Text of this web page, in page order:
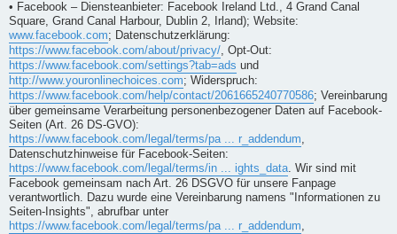
• Facebook – Diensteanbieter: Facebook Ireland Ltd., 4 Grand Canal
Square, Grand Canal Harbour, Dublin 2, Irland); Website:
www.facebook.com; Datenschutzerklärung:
https://www.facebook.com/about/privacy/, Opt-Out:
https://www.facebook.com/settings?tab=ads und
http://www.youronlinechoices.com; Widerspruch:
https://www.facebook.com/help/contact/2061665240770586; Vereinbarung
über gemeinsame Verarbeitung personenbezogener Daten auf Facebook-
Seiten (Art. 26 DS-GVO):
https://www.facebook.com/legal/terms/pa ... r_addendum,
Datenschutzhinweise für Facebook-Seiten:
https://www.facebook.com/legal/terms/in ... ights_data. Wir sind mit
Facebook gemeinsam nach Art. 26 DSGVO für unsere Fanpage
verantwortlich. Dazu wurde eine Vereinbarung namens "Informationen zu
Seiten-Insights", abrufbar unter
https://www.facebook.com/legal/terms/pa ... r_addendum,